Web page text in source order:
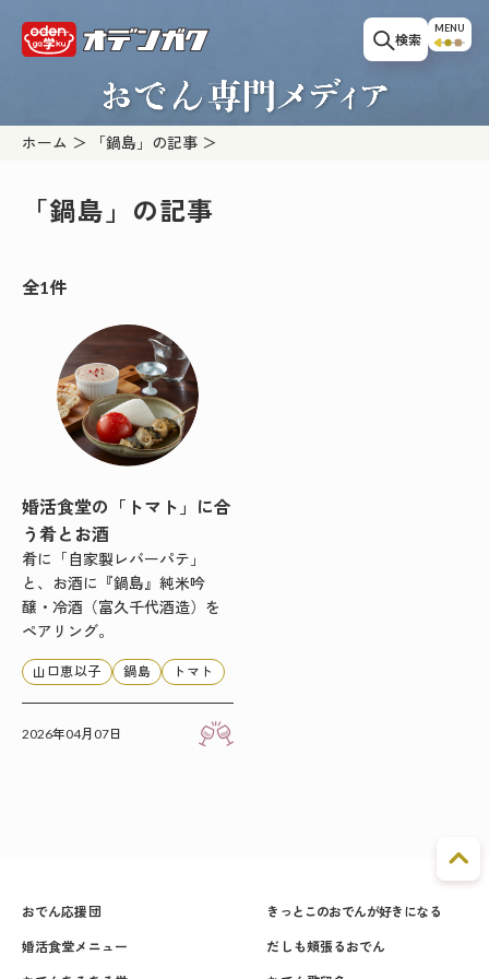
検索
MENU
ホーム 「鍋島」の記事
「鍋島」の記事
全1件
婚活食堂の「トマト」に合
う肴とお酒
肴に「自家製レバーパテ」
と、お酒に『鍋島』純米吟
醸・冷酒（富久千代酒造）を
ペアリング。
山口恵以子 鍋島 トマト
2026年04月07日
おでん応援団 きっとこのおでんが好きになる
婚活食堂メニュー だしも頬張るおでん